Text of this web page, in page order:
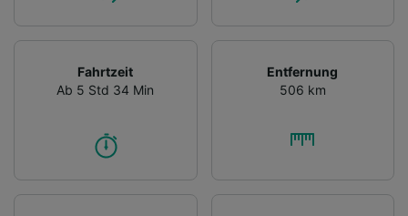
Fahrtzeit
Ab 5 Std 34 Min
Entfernung
506 km